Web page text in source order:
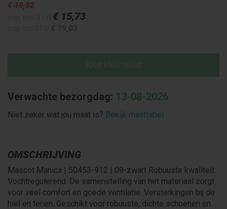
€ 19,92
€ 15,73
Verwachte bezorgdag: 13-08-2026
Niet zeker wat jou maat is? Bekijk maattabel
OMSCHRIJVING
Mascot Manica | 50453-912 | 09-zwart Robuuste kwaliteit.
Vochtregulerend. De samenstelling van het materiaal zorgt
voor veel comfort en goede ventilatie. Versterkingen bij de
hiel en tenen. Geschikt voor robuuste, dichte schoenen en